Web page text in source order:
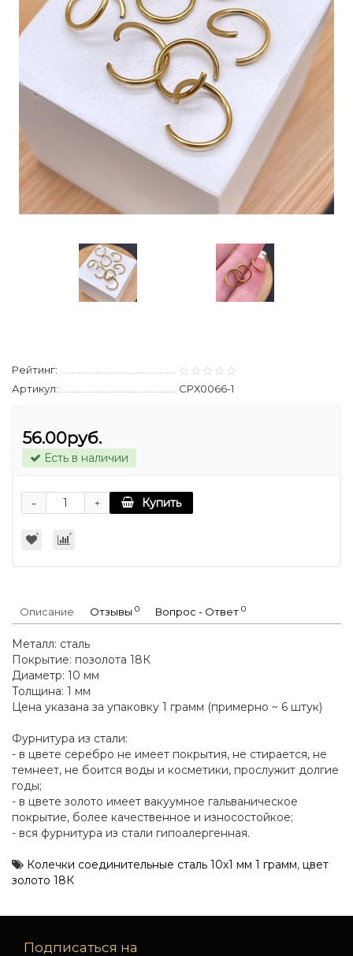
Рейтинг:
Артикул:
СРХ0066-1
56.00руб.
Есть в наличии
+
- Купить
Описание Отзывы 0 Вопрос - Ответ 0
Металл: сталь
Покрытие: позолота 18К
Диаметр: 10 мм
Толщина: 1 мм
Цена указана за упаковку 1 грамм (примерно ~ 6 штук)
Фурнитура из стали:
- в цвете серебро не имеет покрытия, не стирается, не
темнеет, не боится воды и косметики, прослужит долгие
годы;
- в цвете золото имеет вакуумное гальваническое
покрытие, более качественное и износостойкое;
- вся фурнитура из стали гипоалергенная.
Колечки соединительные сталь 10х1 мм 1 грамм, цвет
золото 18К
Подписаться на